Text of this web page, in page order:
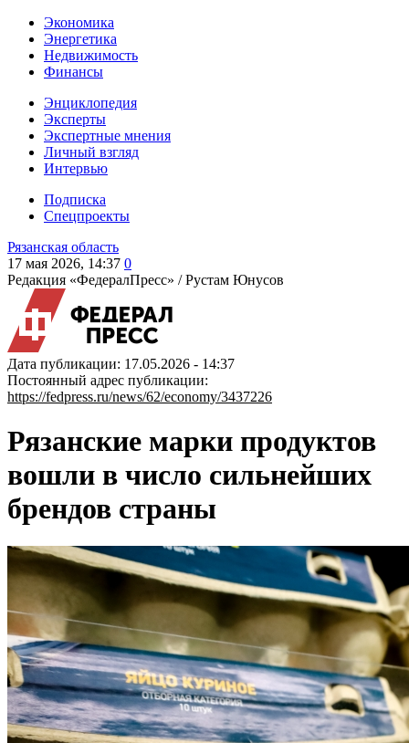
Экономика
Энергетика
Недвижимость
Финансы
Энциклопедия
Эксперты
Экспертные мнения
Личный взгляд
Интервью
Подписка
Спецпроекты
Рязанская область
17 мая 2026, 14:37 0
Редакция «ФедералПресс» /Рустам Юнусов
Дата публикации: 17.05.2026 - 14:37
Постоянный адрес публикации:
https://fedpress.ru/news/62/economy/3437226
Рязанские марки продуктов
вошли в число сильнейших
брендов страны